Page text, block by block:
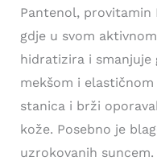
Pantenol, provitamin
gdje u svom
hidratizira i smanjuje
mekšom i
stanica i brži
kože. Posebno je
uzrokovanih